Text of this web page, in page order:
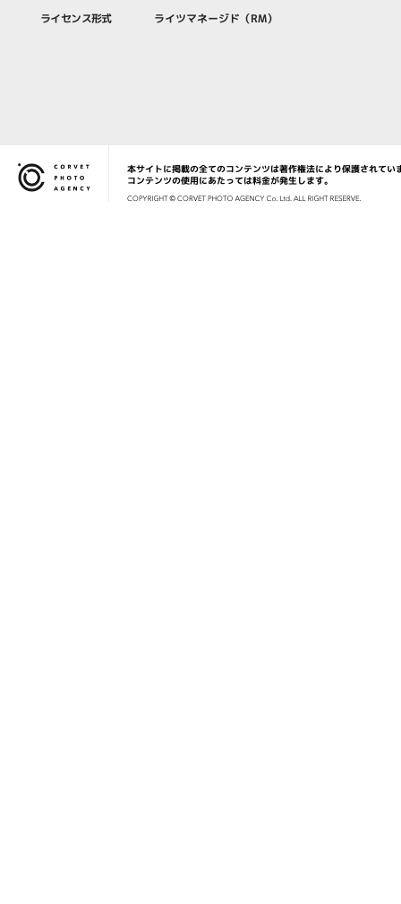
ライセンス形式 ライツマネージド（RM）
Corvet Photo Agency
本サイトに掲載の全てのコンテンツは著作権法により保護されてい
コンテンツの使用にあたっては料金が発生します。